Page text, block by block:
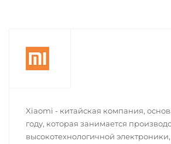
Xiaomi - китайская компания,
году, которая занимается
высокотехнологичной